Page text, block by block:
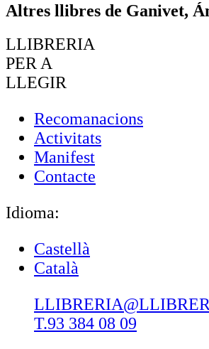
Altres llibres de Ganivet,
LLIBRERIA
PER A
LLEGIR
Recomanacions
Activitats
Manifest
Contacte
Idioma:
Castellà
Català
T.93 384 08 09